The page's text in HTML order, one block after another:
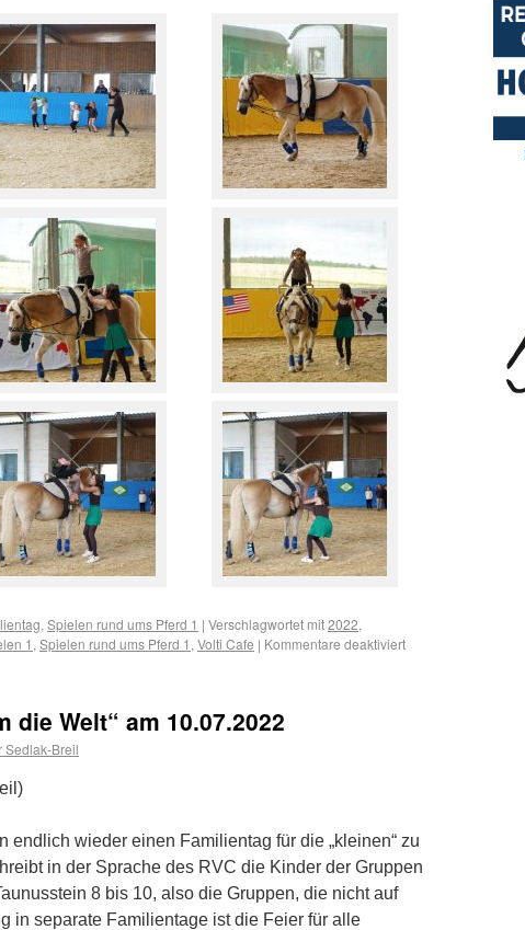
, Spielen rund ums Pferd 1 | Verschlagwortet mit2022,
1 , Spielen rund ums Pferd 1 , Volti Cafe | Kommentare deaktiviert
die Welt“ am 10.07.2022
Sedlak-Breil
endlich wieder einen Familientag für die „kleinen“ zu
in der Sprache des RVC die Kinder der Gruppen
8 bis 10, also die Gruppen, die nicht auf
in separate Familientage ist die Feier für alle